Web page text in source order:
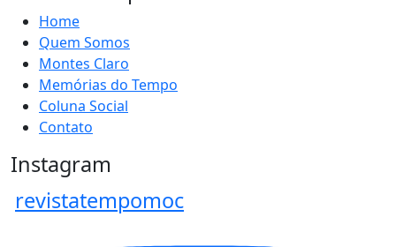
Home
Quem Somos
Montes Claro
Memórias do Tempo
Coluna Social
Contato
Instagram
revistatempomoc